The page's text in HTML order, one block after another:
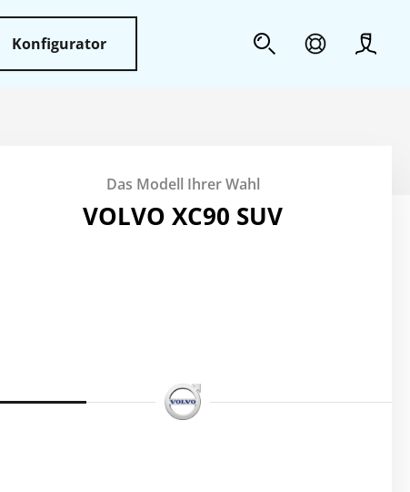
Konfigurator
Weiteres
Das Modell Ihrer Wahl
VOLVO XC90 SUV